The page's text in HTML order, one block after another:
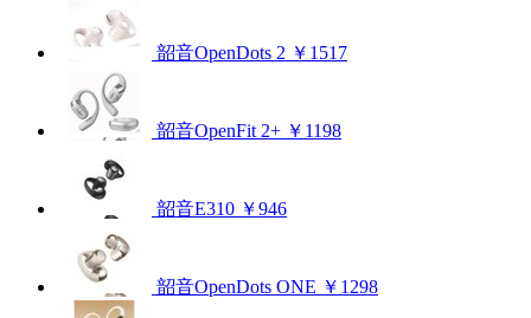
韶音OpenDots 2 ￥1517
韶音OpenFit 2+ ￥1198
韶音E310 ￥946
韶音OpenDots ONE ￥1298